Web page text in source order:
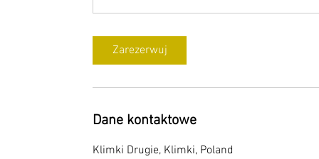
Zarezerwuj
Dane kontaktowe
Klimki Drugie, Klimki, Poland